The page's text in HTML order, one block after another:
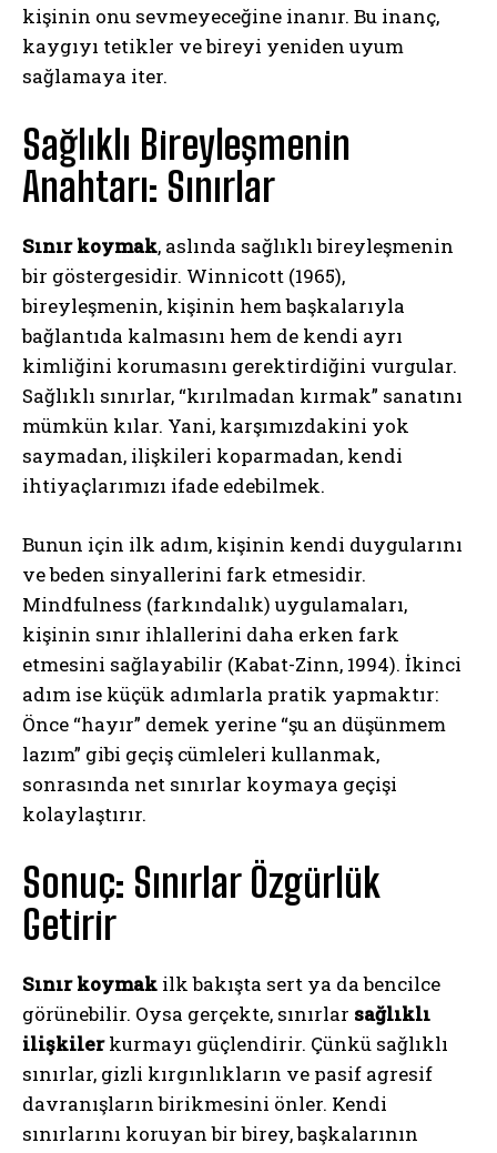
kişinin onu sevmeyeceğine inanır. Bu inanç,
kaygıyı tetikler ve bireyi yeniden uyum
sağlamaya iter.
Sağlıklı Bireyleşmenin
Anahtarı: Sınırlar
Sınır koymak, aslında sağlıklı bireyleşmenin
bir göstergesidir. Winnicott (1965),
bireyleşmenin, kişinin hem başkalarıyla
bağlantıda kalmasını hem de kendi ayrı
kimliğini korumasını gerektirdiğini vurgular.
Sağlıklı sınırlar, “kırılmadan kırmak” sanatını
mümkün kılar. Yani, karşımızdakini yok
saymadan, ilişkileri koparmadan, kendi
ihtiyaçlarımızı ifade edebilmek.
Bunun için ilk adım, kişinin kendi duygularını
ve beden sinyallerini fark etmesidir.
Mindfulness (farkındalık) uygulamaları,
kişinin sınır ihlallerini daha erken fark
etmesini sağlayabilir (Kabat-Zinn, 1994). İkinci
adım ise küçük adımlarla pratik yapmaktır:
Önce “hayır” demek yerine “şu an düşünmem
lazım” gibi geçiş cümleleri kullanmak,
sonrasında net sınırlar koymaya geçişi
kolaylaştırır.
Sonuç: Sınırlar Özgürlük
Getirir
Sınır koymak ilk bakışta sert ya da bencilce
görünebilir. Oysa gerçekte, sınırlar sağlıklı
ilişkilerkurmayı güçlendirir. Çünkü sağlıklı
sınırlar, gizli kırgınlıkların ve pasif agresif
davranışların birikmesini önler. Kendi
sınırlarını koruyan bir birey, başkalarının